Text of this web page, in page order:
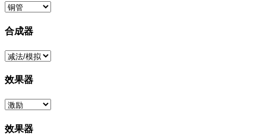
合成器
效果器
效果器